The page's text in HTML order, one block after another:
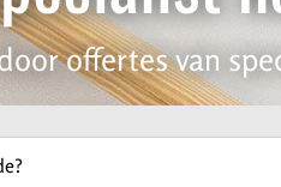
offertes van